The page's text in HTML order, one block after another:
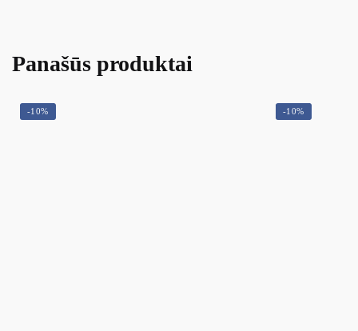
Panašūs produktai
-10% -10%